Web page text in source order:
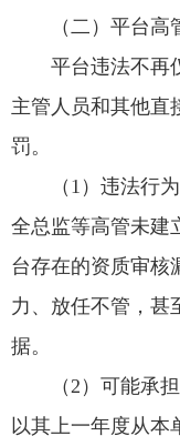
（二）平台高
平台违法不再
主管人员和其他直
罚。
（1）违法行
全总监等高管未建
台存在的资质审核
力、放任不管，甚
据。
（2）可能承
以其上一年度从本